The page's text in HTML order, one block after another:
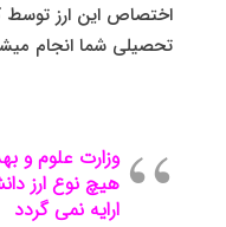
اختصاص این ارز توسط
تحصیلی شما انجام
وزارت علوم و
هیچ نوع ارز
ارایه نمی گردد